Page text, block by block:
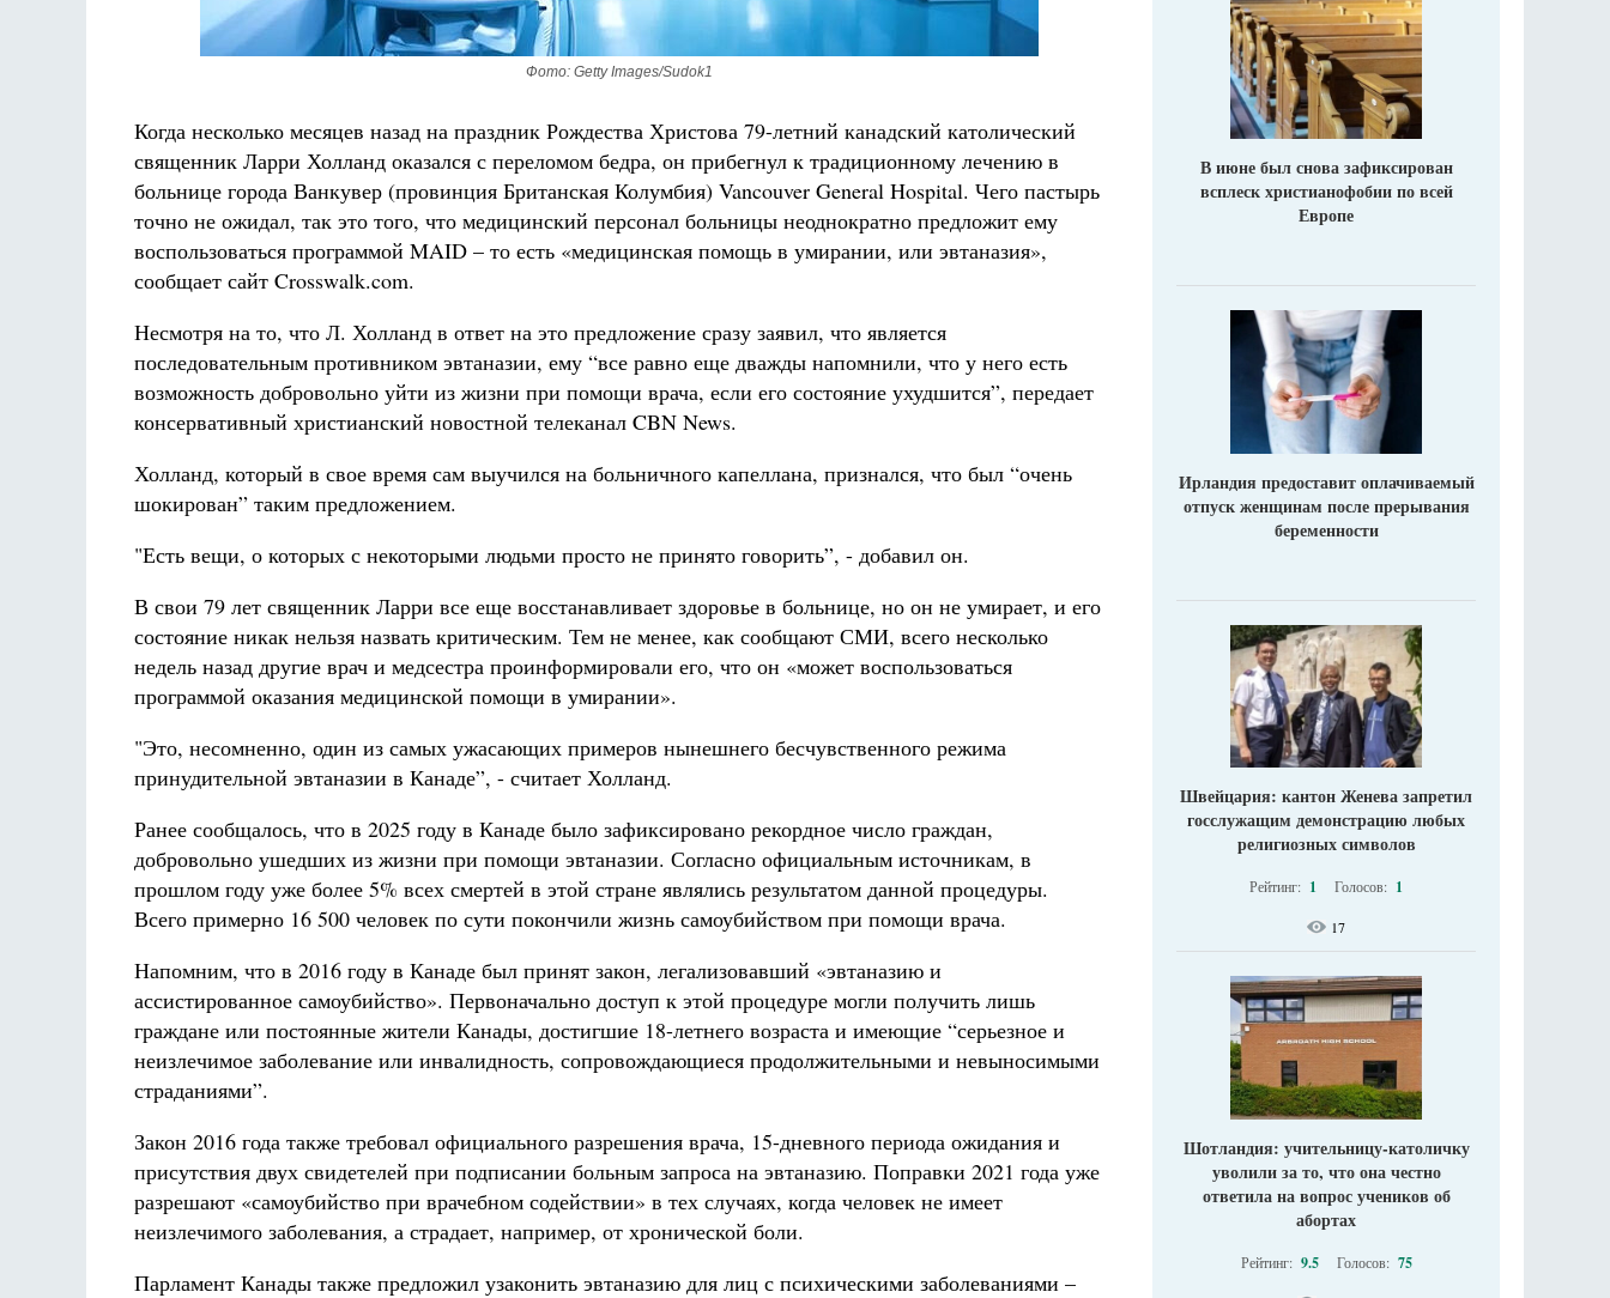
Фото: Getty Images/Sudok1
Когда несколько месяцев назад на праздник Рождества Христова 79-летний канадский католический
священник Ларри Холланд оказался с переломом бедра, он прибегнул к традиционному лечению в
больнице города Ванкувер (провинция Британская Колумбия) Vancouver General Hospital. Чего пастырь
точно не ожидал, так это того, что медицинский персонал больницы неоднократно предложит ему
воспользоваться программой MAID – то есть «медицинская помощь в умирании, или эвтаназия»,
сообщает сайт Crosswalk.com.
Несмотря на то, что Л. Холланд в ответ на это предложение сразу заявил, что является
последовательным противником эвтаназии, ему “все равно еще дважды напомнили, что у него есть
возможность добровольно уйти из жизни при помощи врача, если его состояние ухудшится”, передает
консервативный христианский новостной телеканал CBN News.
Холланд, который в свое время сам выучился на больничного капеллана, признался, что был “очень
шокирован” таким предложением.
"Есть вещи, о которых с некоторыми людьми просто не принято говорить”, - добавил он.
В свои 79 лет священник Ларри все еще восстанавливает здоровье в больнице, но он не умирает, и его
состояние никак нельзя назвать критическим. Тем не менее, как сообщают СМИ, всего несколько
недель назад другие врач и медсестра проинформировали его, что он «может воспользоваться
программой оказания медицинской помощи в умирании».
"Это, несомненно, один из самых ужасающих примеров нынешнего бесчувственного режима
принудительной эвтаназии в Канаде”, - считает Холланд.
Ранее сообщалось, что в 2025 году в Канаде было зафиксировано рекордное число граждан,
добровольно ушедших из жизни при помощи эвтаназии. Согласно официальным источникам, в
прошлом году уже более 5% всех смертей в этой стране являлись результатом данной процедуры.
Всего примерно 16 500 человек по сути покончили жизнь самоубийством при помощи врача.
Напомним, что в 2016 году в Канаде был принят закон, легализовавший «эвтаназию и
ассистированное самоубийство». Первоначально доступ к этой процедуре могли получить лишь
граждане или постоянные жители Канады, достигшие 18-летнего возраста и имеющие “серьезное и
неизлечимое заболевание или инвалидность, сопровождающиеся продолжительными и невыносимыми
страданиями”.
Закон 2016 года также требовал официального разрешения врача, 15-дневного периода ожидания и
присутствия двух свидетелей при подписании больным запроса на эвтаназию. Поправки 2021 года уже
разрешают «самоубийство при врачебном содействии» в тех случаях, когда человек не имеет
неизлечимого заболевания, а страдает, например, от хронической боли.
Парламент Канады также предложил узаконить эвтаназию для лиц с психическими заболеваниями –
В июне был снова зафиксирован
всплеск христианофобии по всей
Европе
Ирландия предоставит оплачиваемый
отпуск женщинам после прерывания
беременности
Швейцария: кантон Женева запретил
госслужащим демонстрацию любых
религиозных символов
Рейтинг: 1 Голосов: 1
17
Шотландия: учительницу-католичку
уволили за то, что она честно
ответила на вопрос учеников об
абортах
Рейтинг: 9.5 Голосов: 75